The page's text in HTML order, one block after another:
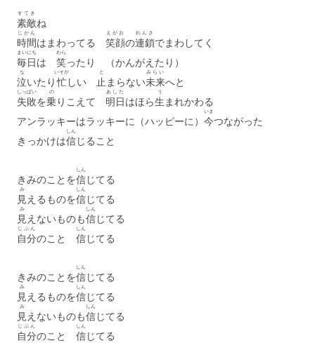
素敵
すてき
ね
時間
じかん
はまわってる 笑顔
えがお
の連鎖
れんさ
でまわしてく
毎日
まいにち
は 笑
わら
ったり （かんがえたり）
泣
な
いたり忙
いそが
しい 止
と
まらない未来
みらい
へと
失敗
しっぱい
を乗
の
りこえて 明日
あした
はほら生
う
まれかわる
アンラッキーはラッキーに（ハッピーに） 今
いま
つながった
きっかけは信
しん
じること
きみのことを信
しん
じてる
見
み
えるものを信
しん
じてる
見
み
えないものも信
しん
じてる
自分
じぶん
のこと 信
しん
じてる
きみのことを信
しん
じてる
見
み
えるものを信
しん
じてる
見
み
えないものも信
しん
じてる
自分
じぶん
のこと 信
しん
じてる